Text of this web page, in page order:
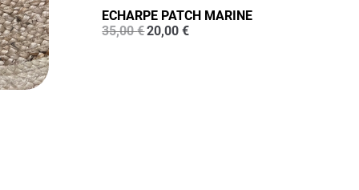
ECHARPE PATCH MARINE
35,00€Le
20,00€Le